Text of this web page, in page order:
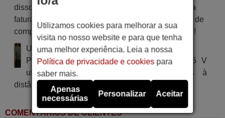
disso, você receberá a comodidade de receber sua
fatura diretamente em seu e-mail. Sua experiência de
compra será impecável desde o primeiro momento!
Utiliza 2 pilhas do tipo AA
Pilha alcalina tipo AA LR06 de tensão 1.5 V
utilizada em alguns tipos de comandos à
distância.
COMENTÁRIOS DE CLIENTES
Utilizamos cookies para melhorar a sua
visita no nosso website e para que tenha
uma melhor experiência. Leia a nossa
Política de privacidade e cookiespara
saber mais.
Apenas
necessárias
Personalizar Aceitar